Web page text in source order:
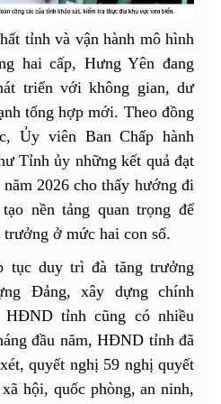
tỉnh và vận hành mô hình
hai cấp, Hưng Yên đang
triển với không gian, dư
tổng hợp mới. Theo đồng
Ủy viên Ban Chấp hành
Tỉnh ủy những kết quả đạt
2026 cho thấy hướng đi
nền tảng quan trọng để
ở mức hai con số.
tục duy trì đà tăng trưởng
Đảng, xây dựng chính
HĐND tỉnh cũng có nhiều
đầu năm, HĐND tỉnh đã
quyết nghị 59 nghị quyết
hội, quốc phòng, an ninh,